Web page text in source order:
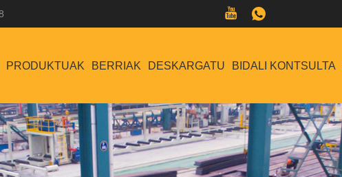
PRODUKTUAK BERRIAK DESKARGATU BIDALI KONTSULTA